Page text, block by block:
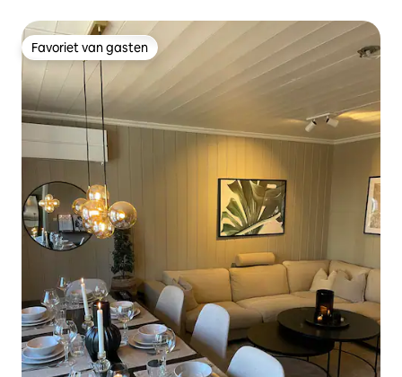
Favoriet van gasten
Favoriet van gasten